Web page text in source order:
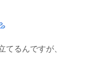
てるんですが、